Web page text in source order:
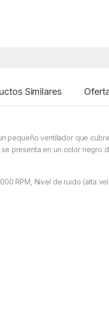
Similares
pequeño ventilador que
presenta en un color negro
RPM, Nivel de ruido (alta